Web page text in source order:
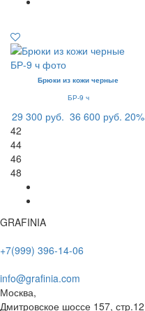
Брюки из кожи черные
БР-9 ч
29 300 руб. 36 600 руб. 20%
42
44
46
48
GRAFINIA
+7(999) 396-14-06
info@grafinia.com
Москва,
Дмитровское шоссе 157, стр.12